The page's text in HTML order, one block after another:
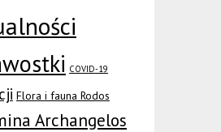
COVID-19
Flora i fauna Rodos
Archangelos